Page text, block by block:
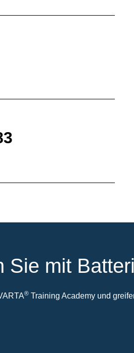
Sie mit
® Training Academy und